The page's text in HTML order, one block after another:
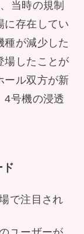
当時の規制
に存在してい
種が減少した
場したことが
ール双方が新
4号機の浸透
ド
で注目され